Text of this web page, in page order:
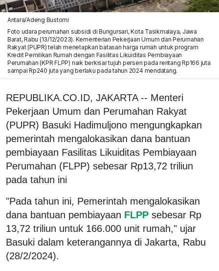
Antara/Adeng Bustomi
Foto udara perumahan subsidi di Bungursari, Kota Tasikmalaya, Jawa
Barat, Rabu (13/12/2023). Kementerian Pekerjaan Umum dan Perumahan
Rakyat (PUPR) telah menetapkan batasan harga rumah untuk program
Kredit Pemilikan Rumah dengan Fasilitas Likuiditas Pembiayaan
Perumahan (KPR FLPP) naik berkisar tujuh persen pada rentang Rp166 juta
sampai Rp240 juta yang berlaku pada tahun 2024 mendatang.
REPUBLIKA.CO.ID, JAKARTA -- Menteri
Pekerjaan Umum dan Perumahan Rakyat
(PUPR) Basuki Hadimuljono mengungkapkan
pemerintah mengalokasikan dana bantuan
pembiayaan Fasilitas Likuiditas Pembiayaan
Perumahan (FLPP) sebesar Rp13,72 triliun
pada tahun ini
"Pada tahun ini, Pemerintah mengalokasikan
dana bantuan pembiayaan FLPP sebesar Rp
13,72 triliun untuk 166.000 unit rumah," ujar
Basuki dalam keterangannya di Jakarta, Rabu
(28/2/2024).